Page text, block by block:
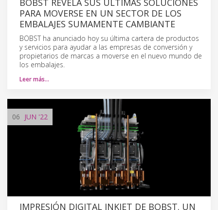
BOBST REVELA SUS ÚLTIMAS SOLUCIONES
PARA MOVERSE EN UN SECTOR DE LOS
EMBALAJES SUMAMENTE CAMBIANTE
BOBST ha anunciado hoy su última cartera de productos
y servicios para ayudar a las empresas de conversión y
propietarios de marcas a moverse en el nuevo mundo de
los embalajes.
Leer más…
06 JUN '22
IMPRESIÓN DIGITAL INKJET DE BOBST. UN